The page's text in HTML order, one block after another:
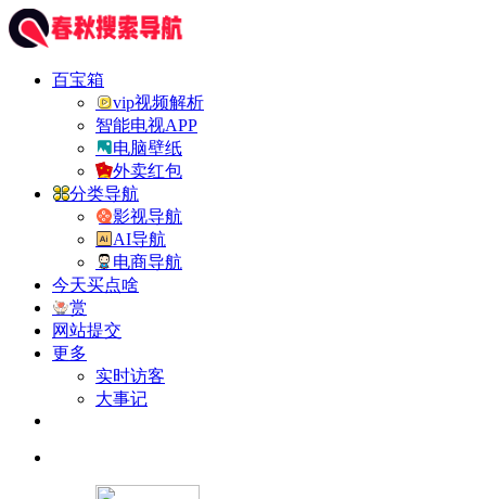
百宝箱
vip视频解析
智能电视APP
电脑壁纸
外卖红包
分类导航
影视导航
AI导航
电商导航
今天买点啥
赏
网站提交
更多
实时访客
大事记